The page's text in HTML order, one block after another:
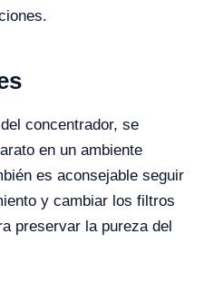
concentrador, se
en un ambiente
es aconsejable seguir
y cambiar los filtros
preservar la pureza del